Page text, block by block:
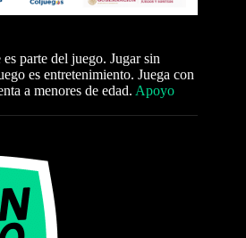
parte del juego. Jugar sin
es entretenimiento. Juega con
a menores de edad. Apoyo